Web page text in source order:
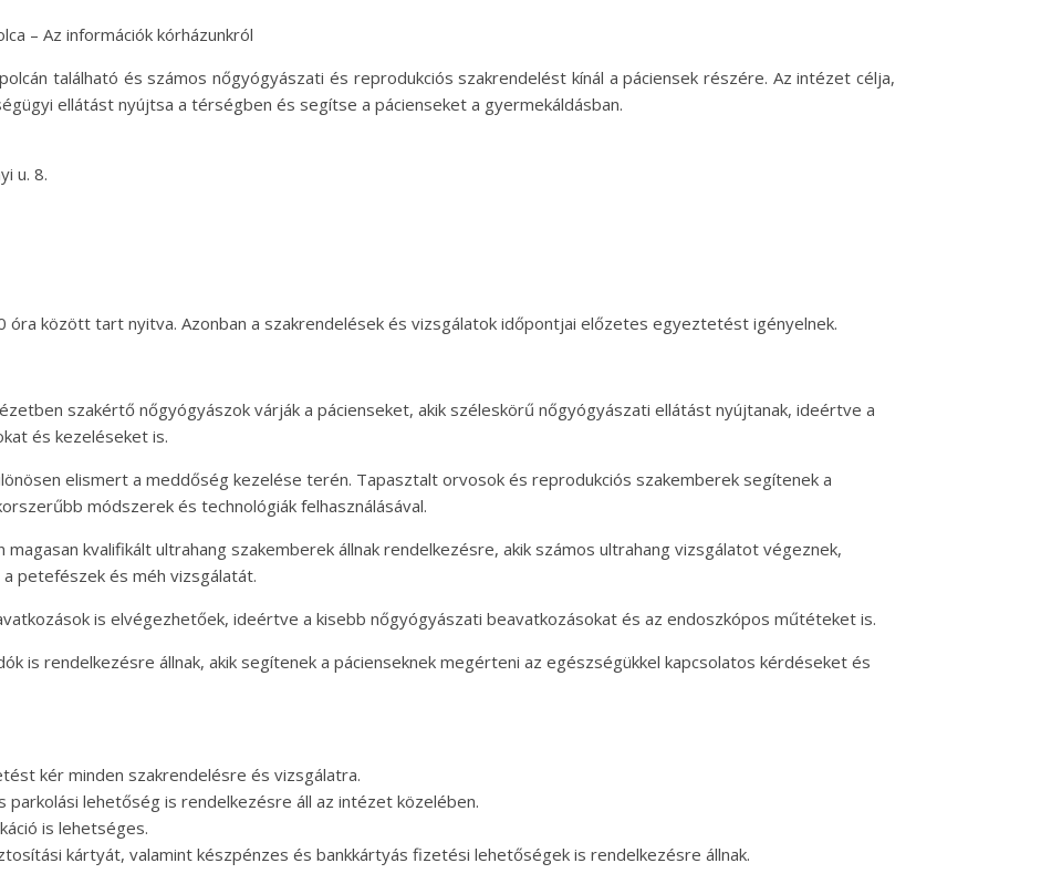
– Az információk kórházunkról
található és számos nőgyógyászati és reprodukciós szakrendelést kínál a páciensek részére. Az intézet célja,
ellátást nyújtsa a térségben és segítse a pácienseket a gyermekáldásban.
u. 8.
óra között tart nyitva. Azonban a szakrendelések és vizsgálatok időpontjai előzetes egyeztetést igényelnek.
szakértő nőgyógyászok várják a pácienseket, akik széleskörű nőgyógyászati ellátást nyújtanak, ideértve a
és kezeléseket is.
elismert a meddőség kezelése terén. Tapasztalt orvosok és reprodukciós szakemberek segítenek a
módszerek és technológiák felhasználásával.
kvalifikált ultrahang szakemberek állnak rendelkezésre, akik számos ultrahang vizsgálatot végeznek,
petefészek és méh vizsgálatát.
is elvégezhetőek, ideértve a kisebb nőgyógyászati beavatkozásokat és az endoszkópos műtéteket is.
is rendelkezésre állnak, akik segítenek a pácienseknek megérteni az egészségükkel kapcsolatos kérdéseket és
kér minden szakrendelésre és vizsgálatra.
parkolási lehetőség is rendelkezésre áll az intézet közelében.
is lehetséges.
kártyát, valamint készpénzes és bankkártyás fizetési lehetőségek is rendelkezésre állnak.